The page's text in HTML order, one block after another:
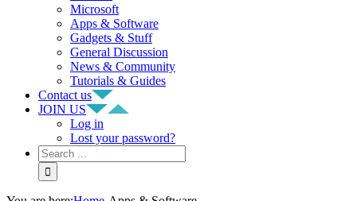
Microsoft
Apps & Software
Gadgets & Stuff
General Discussion
News & Community
Tutorials & Guides
Contact us
JOIN US
Log in
Lost your password?